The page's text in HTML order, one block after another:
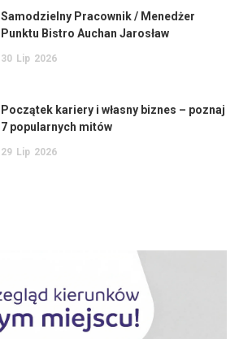
Samodzielny Pracownik / Menedżer
Punktu Bistro Auchan Jarosław
30 Lip 2026
Początek kariery i własny biznes – poznaj
7 popularnych mitów
29 Lip 2026